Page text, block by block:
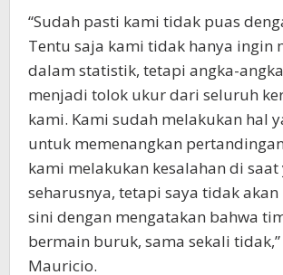
“Sudah pasti kami tidak puas
Tentu saja kami tidak hanya ingin
dalam statistik, tetapi angka-
menjadi tolok ukur dari seluruh
kami. Kami sudah melakukan hal
untuk memenangkan
kami melakukan kesalahan di
seharusnya, tetapi saya tidak
sini dengan mengatakan bahwa
bermain buruk, sama sekali
Mauricio.